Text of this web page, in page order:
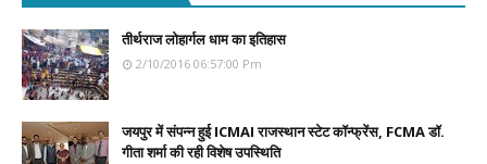
तीर्थराज लोहार्गल धाम का इतिहास
2/10/2016 06:57:00 Pm
जयपुर में संपन्न हुई ICMAI राजस्थान स्टेट कॉन्फ्रेंस, FCMA डॉ.
गीता शर्मा की रही विशेष उपस्थिति